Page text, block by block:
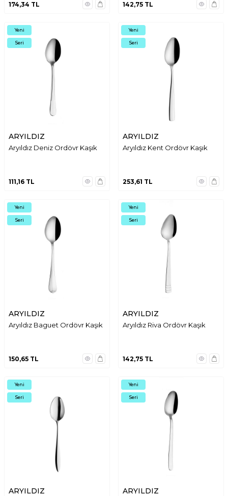
174,34 TL 142,75 TL
Yeni
Seri
ARYILDIZ
Aryıldız Deniz Ordövr Kaşık
111,16 TL
Yeni
Seri
ARYILDIZ
Aryıldız Kent Ordövr Kaşık
253,61 TL
Yeni
Seri
ARYILDIZ
Aryıldız Baguet Ordövr Kaşık
150,65 TL
Yeni
Seri
ARYILDIZ
Aryıldız Riva Ordövr Kaşık
142,75 TL
Yeni
Seri
ARYILDIZ
Yeni
Seri
ARYILDIZ